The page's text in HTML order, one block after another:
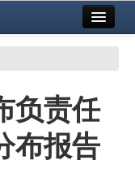
负责任
布报告